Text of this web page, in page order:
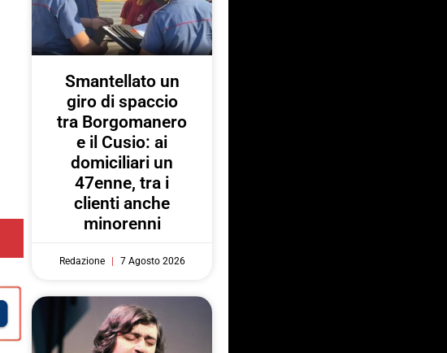
Smantellato un
giro di spaccio
tra Borgomanero
e il Cusio: ai
domiciliari un
47enne, tra i
clienti anche
minorenni
Redazione 7 Agosto 2026